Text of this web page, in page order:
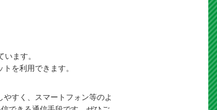
ます。
を利用できます。
すく、スマートフォン等のよ